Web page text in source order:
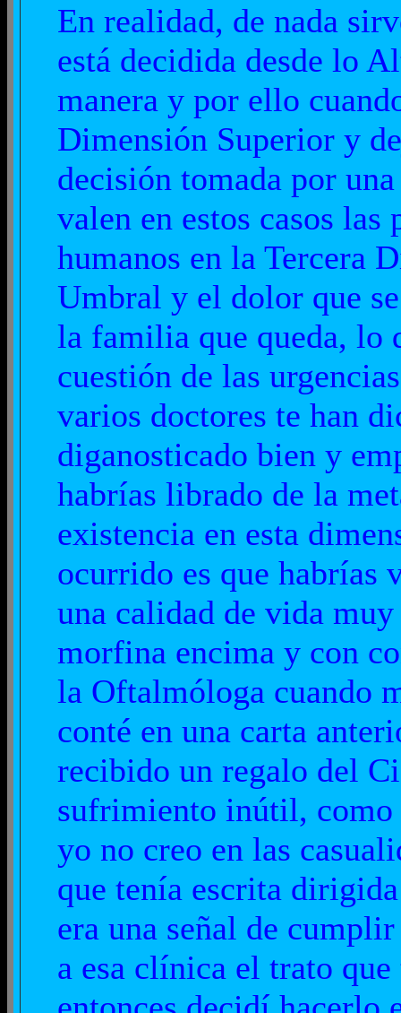
En realidad, de nada
está decidida desde lo
manera y por ello
Dimensión Superior y
decisión tomada por
valen en estos casos las
humanos en la Tercera
Umbral y el dolor que
la familia que queda, lo
cuestión de las
varios doctores te han
diganosticado bien y
habrías librado de la
existencia en esta
ocurrido es que habrías
una calidad de vida
morfina encima y con
la Oftalmóloga cuando
conté en una carta
recibido un regalo del
sufrimiento inútil,
yo no creo en las
que tenía escrita
era una señal de
a esa clínica el trato